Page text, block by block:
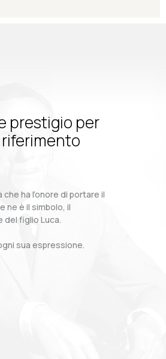
prestigio per
riferimento
ha l’onore di portare il
ne è il simbolo, il
del figlio Luca.
sua espressione.